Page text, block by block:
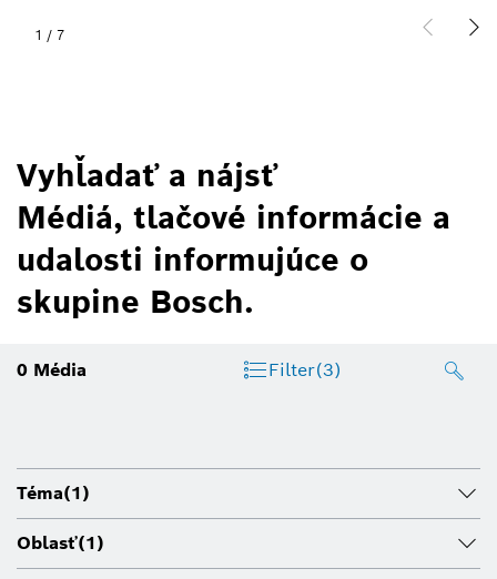
1 / 7
Vyhľadať a nájsť
Médiá, tlačové informácie a
udalosti informujúce o
skupine Bosch.
0 Média Filter(3)
Téma(1)
Oblasť(1)